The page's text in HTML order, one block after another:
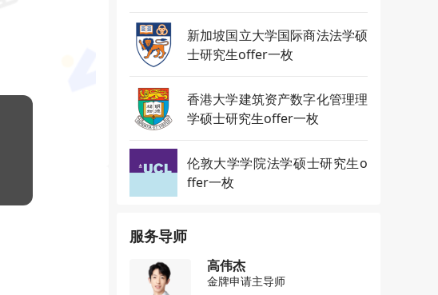
新加坡国立大学国际商法法学硕
士研究生offer一枚
香港大学建筑资产数字化管理理
学硕士研究生offer一枚
伦敦大学学院法学硕士研究生o
ffer一枚
服务导师
高伟杰
金牌申请主导师